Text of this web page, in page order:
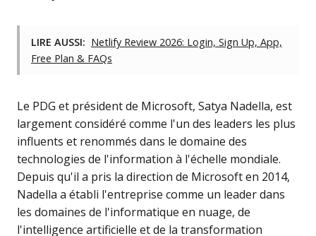
LIRE AUSSI: Netlify Review 2026: Login, Sign Up, App,
Free Plan & FAQs
Le PDG et président de Microsoft, Satya Nadella, est
largement considéré comme l'un des leaders les plus
influents et renommés dans le domaine des
technologies de l'information à l'échelle mondiale.
Depuis qu'il a pris la direction de Microsoft en 2014,
Nadella a établi l'entreprise comme un leader dans
les domaines de l'informatique en nuage, de
l'intelligence artificielle et de la transformation